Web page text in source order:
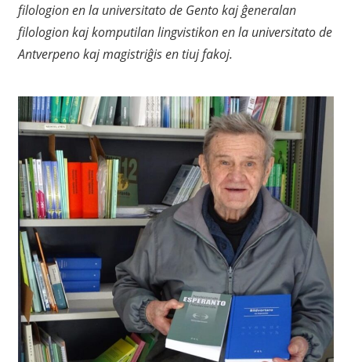
filologion en la universitato de Gento kaj ĝeneralan
filologion kaj komputilan lingvistikon en la universitato de
Antverpeno kaj magistriĝis en tiuj fakoj.